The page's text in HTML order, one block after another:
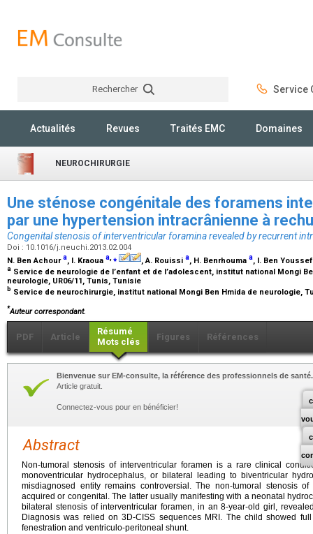
Rechercher Service
Actualités Revues Traités EMC Domaines
NEUROCHIRURGIE
Une sténose congénitale des foramens
par une hypertension intracrânienne à
Congenital stenosis of interventricular foramina revealed by recurrent
Doi : 10.1016/j.neuchi.2013.02.004
N. Ben Achoura, I. Kraoua a,⁎ , A. Rouissi a, H. Benrhouma a, I. Ben
a Service de neurologie de l’enfant et de l’adolescent, institut national Mongi
neurologie, UR06/11, Tunis, Tunisie
b Service de neurochirurgie, institut national Mongi Ben Hmida de neurologie,
*Auteur correspondant.
PDF Article
Résumé
Mots clés
Figures Références
Bienvenue sur EM-consulte, la référence des professionnels de santé.
Article gratuit.
Connectez-vous pour en bénéficier!
Abstract
Non-tumoral stenosis of interventricular foramen is a rare clinical
monoventricular hydrocephalus, or bilateral leading to biventricular
misdiagnosed entity remains controversial. The non-tumoral stenosis
acquired or congenital. The latter usually manifesting with a neonatal
bilateral stenosis of interventricular foramen, in an 8-year-old girl,
Diagnosis was relied on 3D-CISS sequences MRI. The child showed
fenestration and ventriculo-peritoneal shunt.